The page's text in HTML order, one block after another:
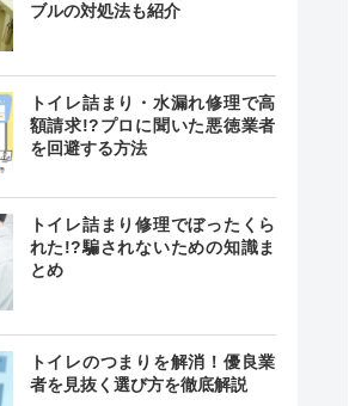
ブルの対処法も紹介
トイレ詰まり・水漏れ修理で高
額請求!?プロに聞いた悪徳業者
を回避する方法
トイレ詰まり修理でぼったくら
れた!?騙されないための知識ま
とめ
トイレのつまりを解消！優良業
者を見抜く選び方を徹底解説